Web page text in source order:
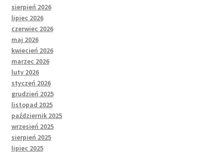
sierpień 2026
lipiec 2026
czerwiec 2026
maj 2026
kwiecień 2026
marzec 2026
luty 2026
styczeń 2026
grudzień 2025
listopad 2025
październik 2025
wrzesień 2025
sierpień 2025
lipiec 2025